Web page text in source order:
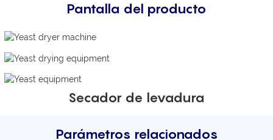
Pantalla del producto
Secador de levadura
Parámetros relacionados